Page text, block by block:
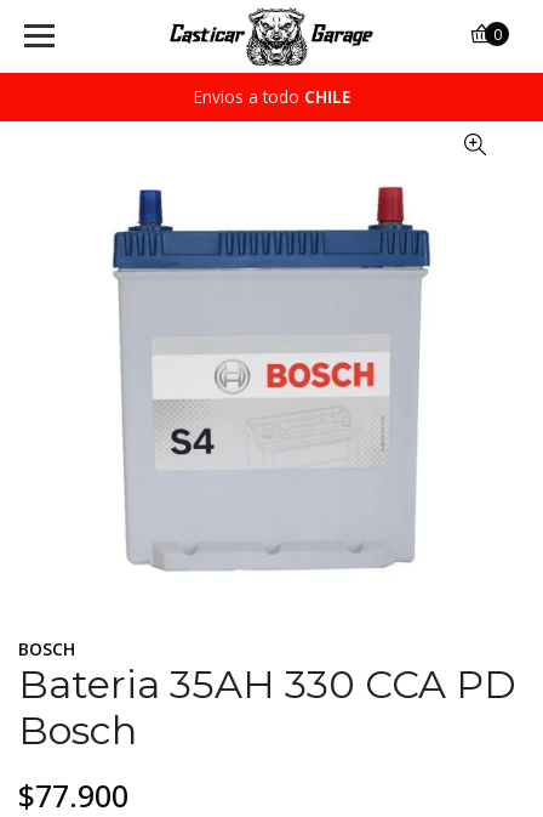
Envios a todo CHILE
0
BOSCH
Bateria 35AH 330 CCA PD
Bosch
$77.900